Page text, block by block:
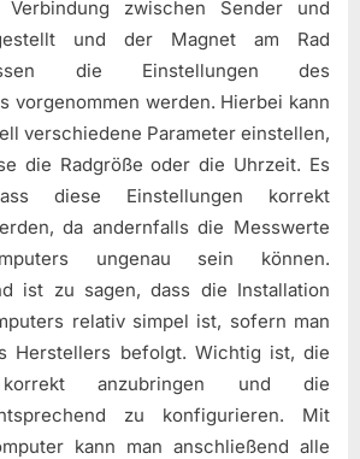
zwischen Sender und
und der Magnet am Rad
die Einstellungen des
vorgenommen werden. Hierbei kann
verschiedene Parameter einstellen,
die Radgröße oder die Uhrzeit. Es
diese Einstellungen korrekt
da andernfalls die Messwerte
ungenau sein können.
ist zu sagen, dass die Installation
relativ simpel ist, sofern man
Herstellers befolgt. Wichtig ist, die
korrekt anzubringen und die
zu konfigurieren. Mit
kann man anschließend alle